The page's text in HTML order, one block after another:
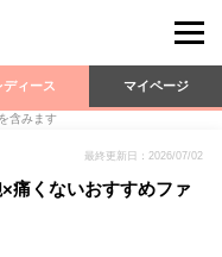
ディース マイページ
含みます
最終更新日：2026/07/02
痛くないおすすめファ